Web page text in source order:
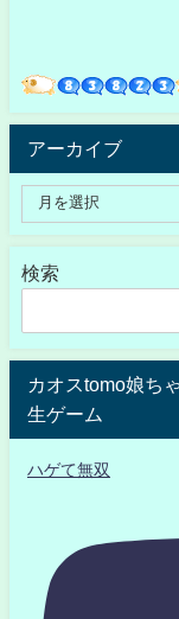
アーカイブ
検索
カオスtomo娘ち
生ゲーム
ハゲて無双